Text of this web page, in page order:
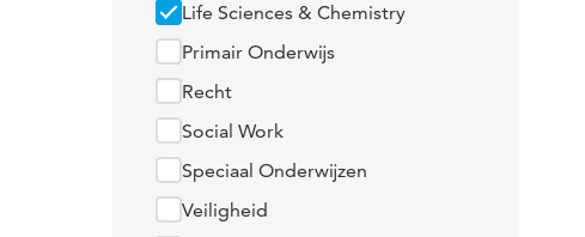
Life Sciences & Chemistry
Primair Onderwijs
Recht
Social Work
Speciaal Onderwijzen
Veiligheid